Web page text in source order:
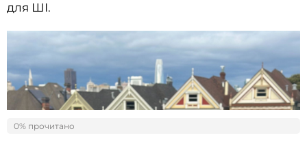
для ШІ.
0% прочитано
0%